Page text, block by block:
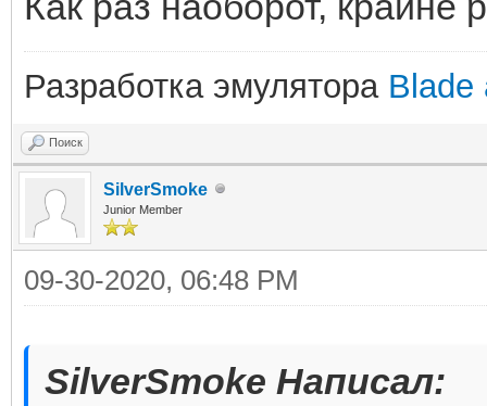
Разработка эмулятора Blade
Поиск
SilverSmoke
Junior Member
09-30-2020, 06:48 PM
SilverSmoke Написал: